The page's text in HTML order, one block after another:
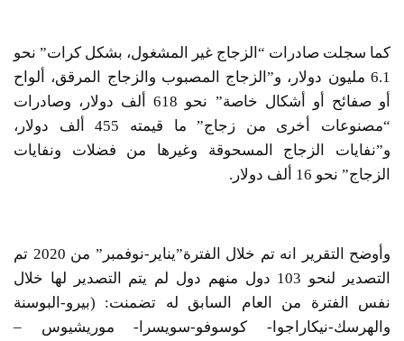
كما سجلت صادرات “الزجاج غير المشغول، بشكل كرات” نحو
6.1 مليون دولار، و”الزجاج المصبوب والزجاج المرقق، ألواح
أو صفائح أو أشكال خاصة” نحو 618 ألف دولار، وصادرات
“مصنوعات أخرى من زجاج” ما قيمته 455 ألف دولار،
و”نفايات الزجاج المسحوقة وغيرها من فضلات ونفايات
الزجاج” نحو 16 ألف دولار.
وأوضح التقرير انه تم خلال الفترة”يناير-نوفمبر” من 2020 تم
التصدير لنحو 103 دول منهم دول لم يتم التصدير لها خلال
نفس الفترة من العام السابق له تضمنت: (بيرو-البوسنة
والهرسك-نيكاراجوا- كوسوفو-سويسرا- موريشيوس –